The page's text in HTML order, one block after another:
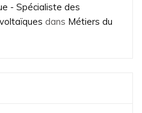
- Spécialiste des
dans Métiers du